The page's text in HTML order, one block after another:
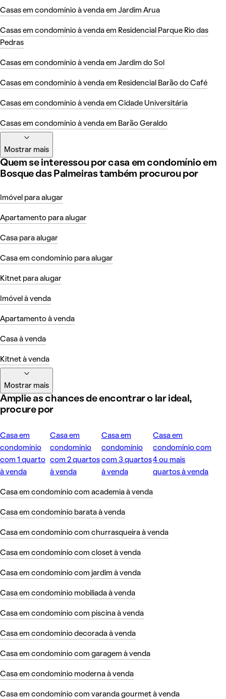
Casas em condomínio à venda em Jardim Arua
Casas em condomínio à venda em Residencial Parque Rio das
Pedras
Casas em condomínio à venda em Jardim do Sol
Casas em condomínio à venda em Residencial Barão do Café
Casas em condomínio à venda em Cidade Universitária
Casas em condomínio à venda em Barão Geraldo
Mostrar mais
Quem se interessou por casa em condomínio em
Bosque das Palmeiras também procurou por
Imóvel para alugar
Apartamento para alugar
Casa para alugar
Casa em condomínio para alugar
Kitnet para alugar
Imóvel à venda
Apartamento à venda
Casa à venda
Kitnet à venda
Mostrar mais
Amplie as chances de encontrar o lar ideal,
procure por
Casa em
condomínio
com 1 quarto
à venda
Casa em
condomínio
com 2 quartos
à venda
Casa em
condomínio
com 3 quartos
à venda
Casa em
condomínio com
4 ou mais
quartos à venda
Casa em condomínio com academia à venda
Casa em condomínio barata à venda
Casa em condomínio com churrasqueira à venda
Casa em condomínio com closet à venda
Casa em condomínio com jardim à venda
Casa em condomínio mobiliada à venda
Casa em condomínio com piscina à venda
Casa em condomínio decorada à venda
Casa em condomínio com garagem à venda
Casa em condomínio moderna à venda
Casa em condomínio com varanda gourmet à venda